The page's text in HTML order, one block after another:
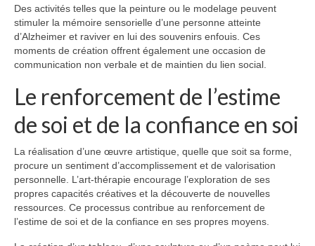
Des activités telles que la peinture ou le modelage peuvent
stimuler la mémoire sensorielle d’une personne atteinte
d’Alzheimer et raviver en lui des souvenirs enfouis. Ces
moments de création offrent également une occasion de
communication non verbale et de maintien du lien social.
Le renforcement de l’estime
de soi et de la confiance en soi
La réalisation d’une œuvre artistique, quelle que soit sa forme,
procure un sentiment d’accomplissement et de valorisation
personnelle. L’art-thérapie encourage l’exploration de ses
propres capacités créatives et la découverte de nouvelles
ressources. Ce processus contribue au renforcement de
l’estime de soi et de la confiance en ses propres moyens.